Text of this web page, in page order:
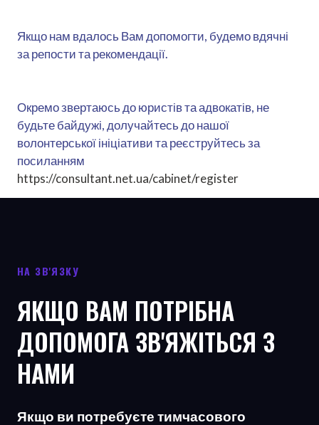
Якщо нам вдалось Вам допомогти, будемо вдячні
за репости та рекомендації.
Окремо звертаюсь до юристів та адвокатів, не
будьте байдужі, долучайтесь до нашої
волонтерської ініціативи та реєструйтесь за
посиланням
https://consultant.net.ua/cabinet/register
НА ЗВ'ЯЗКУ
ЯКЩО ВАМ ПОТРІБНА
ДОПОМОГА ЗВ'ЯЖІТЬСЯ З
НАМИ
Якщо ви потребуєте тимчасового